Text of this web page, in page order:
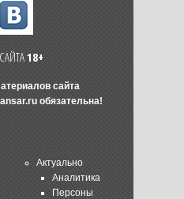
18+
сайта
обязательна!
Актуально
Аналитика
Персоны